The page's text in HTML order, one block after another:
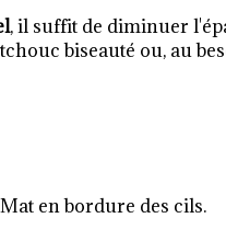
, il suffit de diminuer
biseauté ou, au
en bordure des cils.